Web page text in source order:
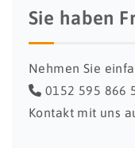
Sie haben
Nehmen Sie
0152 595 866
Kontakt mit uns